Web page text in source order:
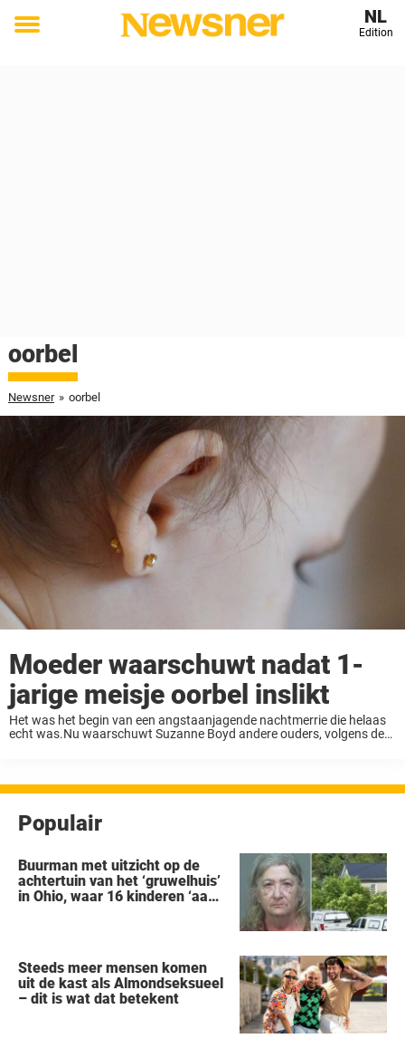
Toggle
NL
Edition
oorbel
Newsner » oorbel
Moeder waarschuwt nadat 1-
jarige meisje oorbel inslikt
Het was het begin van een angstaanjagende nachtmerrie die helaas
echt was.Nu waarschuwt Suzanne Boyd andere ouders, volgens de
Populair
Buurman met uitzicht op de
achtertuin van het ‘gruwelhuis’
in Ohio, waar 16 kinderen ‘aan
Steeds meer mensen komen
uit de kast als Almondseksueel
– dit is wat dat betekent